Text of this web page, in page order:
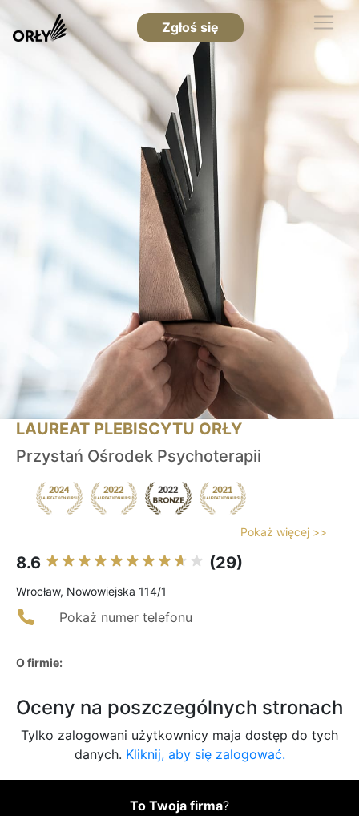
Zgłoś się
LAUREAT PLEBISCYTU ORŁY
Przystań Ośrodek Psychoterapii
Pokaż więcej >>
8.6 (29)
Wrocław, Nowowiejska 114/1
Pokaż numer telefonu
O firmie:
Oceny na poszczególnych stronach
Tylko zalogowani użytkownicy maja dostęp do tych
danych. Kliknij, aby się zalogować.
To Twoja firma?